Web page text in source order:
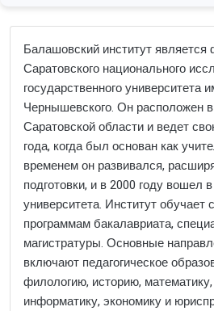
Балашовский институт
Саратовского национального
государственного университета
Чернышевского. Он расположен
Саратовской области и ведет
года, когда был основан как
временем он развивался,
подготовки, и в 2000 году вошел
университета. Институт обучает
программам бакалавриата,
магистратуры. Основные
включают педагогическое
филологию, историю,
информатику, экономику и